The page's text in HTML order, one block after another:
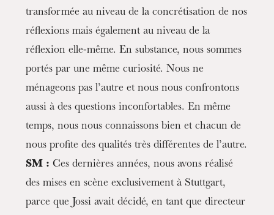
Die OnR mit euch
Führungen durch die Oper
transformée au niveau de la concrétisation de nos
réflexions mais également au niveau de la
réflexion elle-même. En substance, nous sommes
portés par une même curiosité. Nous ne
ménageons pas l’autre et nous nous confrontons
aussi à des questions inconfortables. En même
temps, nous nous connaissons bien et chacun de
nous profite des qualités très différentes de l’autre.
SM : Ces dernières années, nous avons réalisé
des mises en scène exclusivement à Stuttgart,
parce que Jossi avait décidé, en tant que directeur